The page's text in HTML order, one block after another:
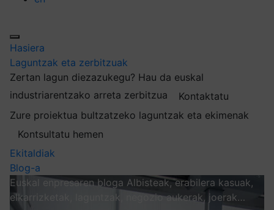
Hasiera
Laguntzak eta zerbitzuak
Zertan lagun diezazukegu? Hau da euskal
industriarentzako arreta zerbitzua
Kontaktatu
Zure proiektua bultzatzeko laguntzak eta ekimenak
Kontsultatu hemen
Ekitaldiak
Blog-a
Euskal enpresaren bloga Albisteak, erabilera kasuak,
elkarrizketak, laguntzak, negozio aukerak, joerak…